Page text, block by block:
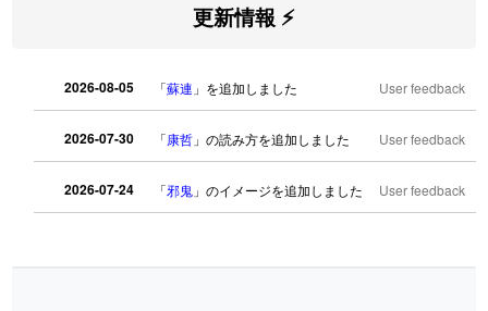
更新情報 ⚡
2026-08-05 「蘇連 」を追加しました User feedback
2026-07-30 「康哲 」の読み方を追加しました User feedback
2026-07-24 「邪鬼 」のイメージを追加しました User feedback